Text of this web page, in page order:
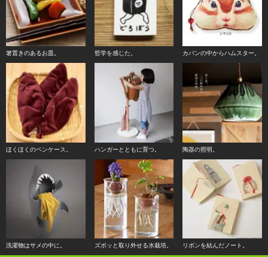
箸置きのあるお皿。 哲学を感じた。 カバンの中からハムスター。
ほくほくのペンケース。 ハンガーとともに育つ。 陶器の照明。
洗濯物はサメの中に。 ズボッと取り外せる水栽培。 リボンを結んだノート。